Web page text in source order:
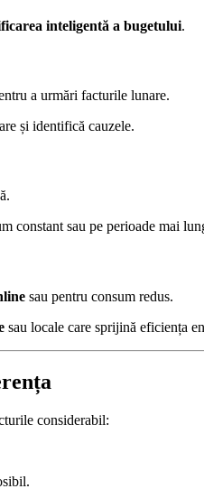
inteligentă a bugetului.
a urmări facturile lunare.
și identifică cauzele.
constant sau pe perioade mai
sau pentru consum redus.
sau locale care sprijină eficiența
considerabil: